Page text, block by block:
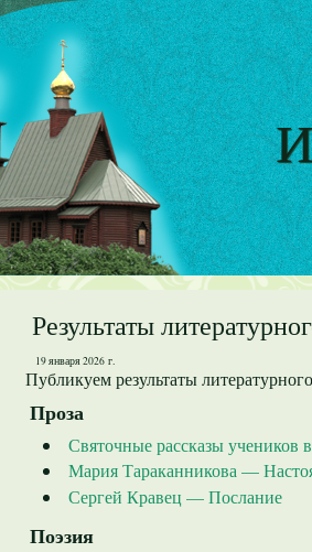
Результаты
19 января 2026 г.
Публикуем результаты
Проза
Святочные рассказы учеников
Мария Тараканникова —
Сергей Кравец — Послание
Поэзия